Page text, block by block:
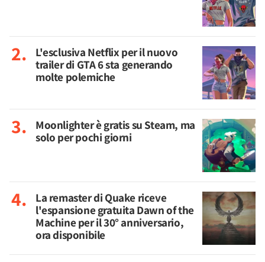
L'esclusiva Netflix per il nuovo
trailer di GTA 6 sta generando
molte polemiche
Moonlighter è gratis su Steam, ma
solo per pochi giorni
La remaster di Quake riceve
l'espansione gratuita Dawn of the
Machine per il 30° anniversario,
ora disponibile